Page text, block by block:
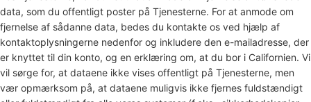
data, som du offentligt poster på Tjenesterne. For at anmode om
fjernelse af sådanne data, bedes du kontakte os ved hjælp af
kontaktoplysningerne nedenfor og inkludere den e-mailadresse, der
er knyttet til din konto, og en erklæring om, at du bor i Californien. Vi
vil sørge for, at dataene ikke vises offentligt på Tjenesterne, men
vær opmærksom på, at dataene muligvis ikke fjernes fuldstændigt